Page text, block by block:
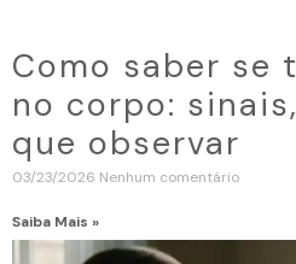
Como saber se
no corpo:
que observar
03/23/2026 Nenhum comentário
Saiba Mais »